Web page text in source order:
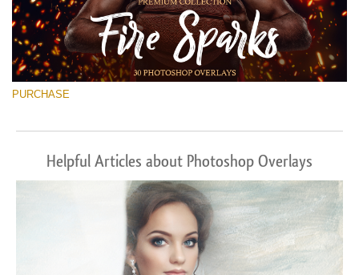
PURCHASE
Helpful Articles about Photoshop Overlays